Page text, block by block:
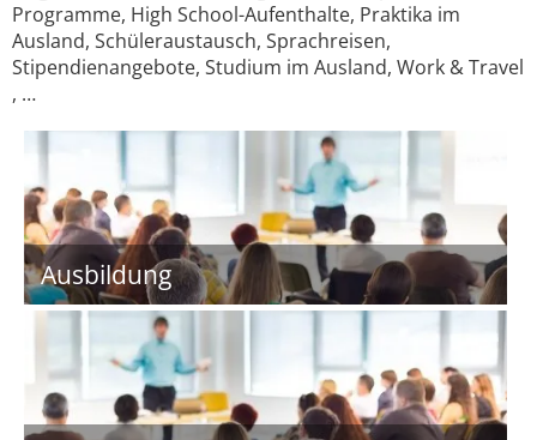
Programme​, High School-Aufenthalte​, Praktika im
Ausland​, Schüleraustausch​, Sprachreisen​,
Stipendienangebote, Studium im Ausland​, Work & Travel​
, …
Ausbildung